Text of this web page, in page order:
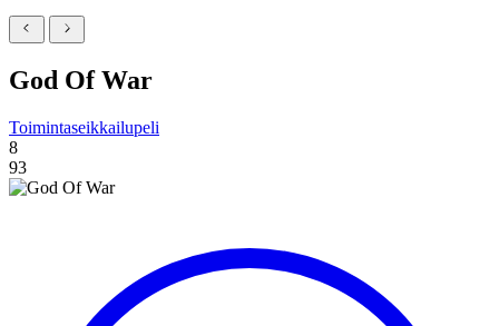
God Of War
Toimintaseikkailupeli
8
93